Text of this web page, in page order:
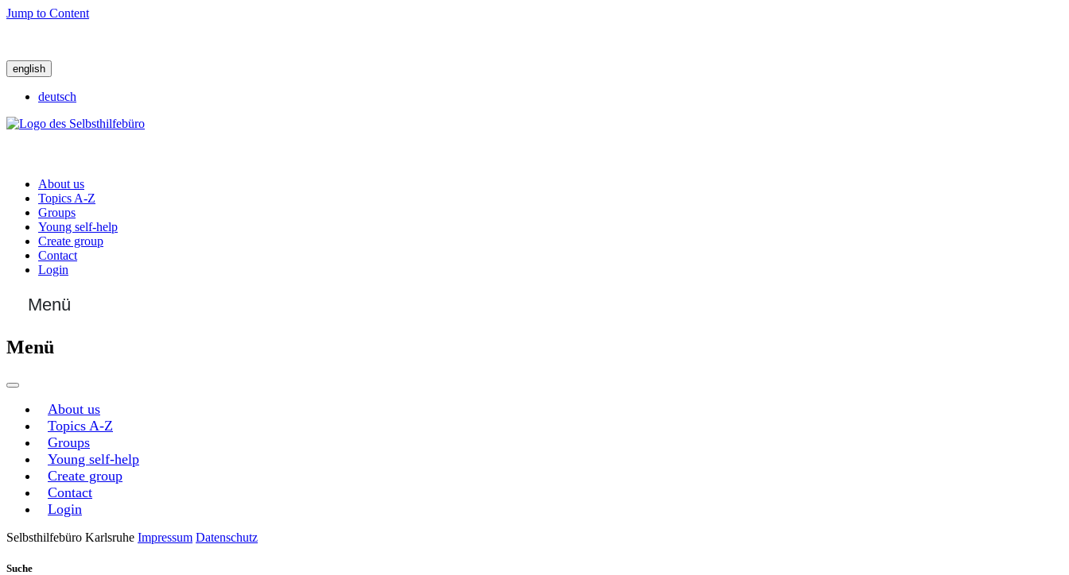
Jump to Content
english
deutsch
About us
Topics A-Z
Groups
Young self-help
Create group
Contact
Login
Menü
Menü
About us
Topics A-Z
Groups
Young self-help
Create group
Contact
Login
Selbsthilfebüro Karlsruhe Impressum Datenschutz
Suche